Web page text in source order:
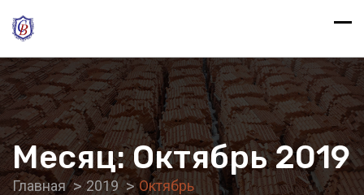
Месяц:Октябрь 2019
Главная 2019 Октябрь